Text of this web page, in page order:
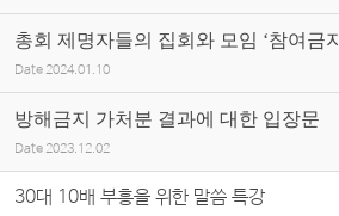
총회 제명자들의 집회와 모임 ‘참여금
Date 2024.01.10
방해금지 가처분 결과에 대한 입장문
Date 2023.12.02
30대 10배 부흥을 위한 말씀 특강